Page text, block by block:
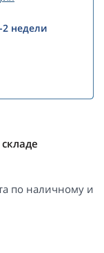
2 недели
по наличному и